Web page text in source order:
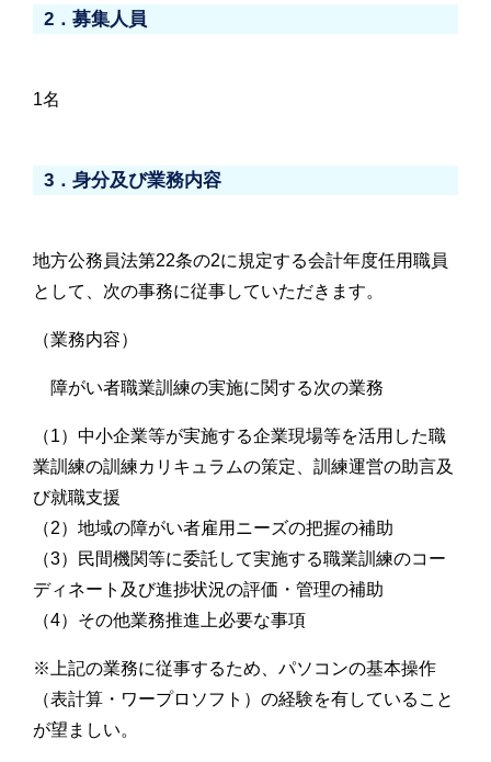
2．募集人員
1名
3．身分及び業務内容
地方公務員法第22条の2に規定する会計年度任用職員
として、次の事務に従事していただきます。
（業務内容）
障がい者職業訓練の実施に関する次の業務
（1）中小企業等が実施する企業現場等を活用した職
業訓練の訓練カリキュラムの策定、訓練運営の助言及
び就職支援
（2）地域の障がい者雇用ニーズの把握の補助
（3）民間機関等に委託して実施する職業訓練のコー
ディネート及び進捗状況の評価・管理の補助
（4）その他業務推進上必要な事項
※上記の業務に従事するため、パソコンの基本操作
（表計算・ワープロソフト）の経験を有していること
が望ましい。